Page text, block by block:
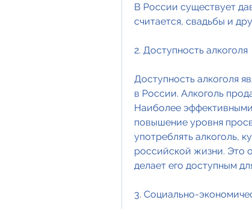
В России существует
считается, свадьбы и
2. Доступность алкоголя
Доступность алкоголя
в России. Алкоголь
Наиболее
повышение уровня
употреблять алкоголь,
российской жизни. Это
делает его доступным
3. Социально-